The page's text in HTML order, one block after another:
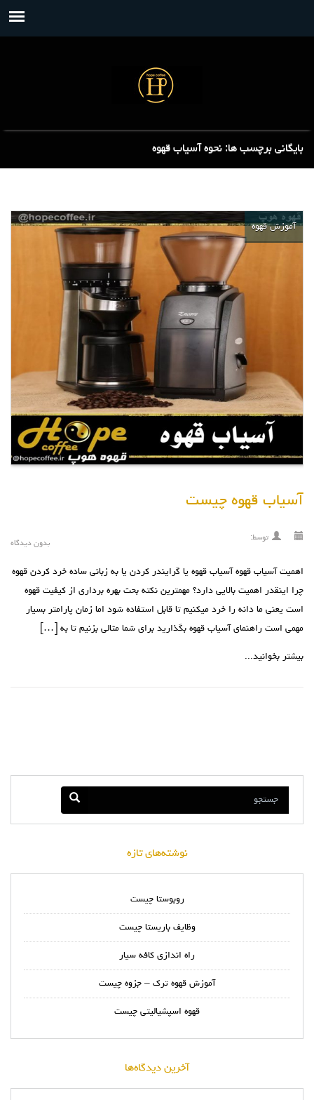
بایگانی برچسب ها: نحوه آسیاب قهوه
آموزش قهوه
آسیاب قهوه چیست
توسط:
بدون دیدگاه
اهمیت آسیاب قهوه آسیاب قهوه یا گرایندر کردن یا به زبانی ساده خرد کردن قهوه
چرا اینقدر اهمیت بالایی دارد؟ مهمترین نکته بحث بهره برداری از کیفیت قهوه
است یعنی ما دانه را خرد میکنیم تا قابل استفاده شود اما زمان پارامتر بسیار
مهمی است راهنمای آسیاب قهوه بگذارید برای شما مثالی بزنیم تا به […]
بیشتر بخوانید...
نوشته‌های تازه
روبوستا چیست
وظایف باریستا چیست
راه اندازی کافه سیار
آموزش قهوه ترک – جزوه چیست
قهوه اسپشیالیتی چیست
آخرین دیدگاه‌ها